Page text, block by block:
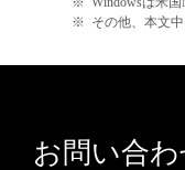
の値
[出力
プリンタ
※ その他、本文
お問い合わ